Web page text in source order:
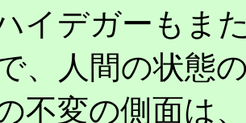
イデガーもま
、人間の状態
不変の側面は